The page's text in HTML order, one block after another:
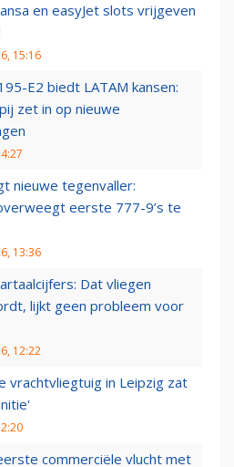
en easyJet slots vrijgeven
15:16
E2 biedt LATAM kansen:
zet in op nieuwe
nieuwe tegenvaller:
eerste 777-9’s te
13:36
Dat vliegen
lijkt geen probleem voor
12:22
vrachtvliegtuig in Leipzig zat
commerciële vlucht met